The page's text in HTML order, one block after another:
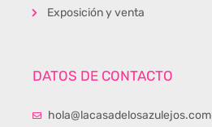
Exposición y venta
DATOS DE CONTACTO
hola@lacasadelosazulejos.com